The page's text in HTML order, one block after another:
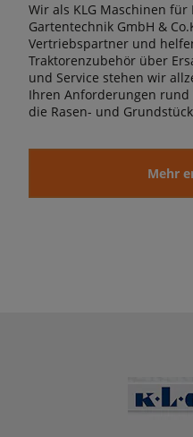
Wir als KLG Maschinen
Gartentechnik GmbH &
Vertriebspartner und
Traktorenzubehör über
und Service stehen wir
Ihren Anforderungen
die Rasen- und
Mehr